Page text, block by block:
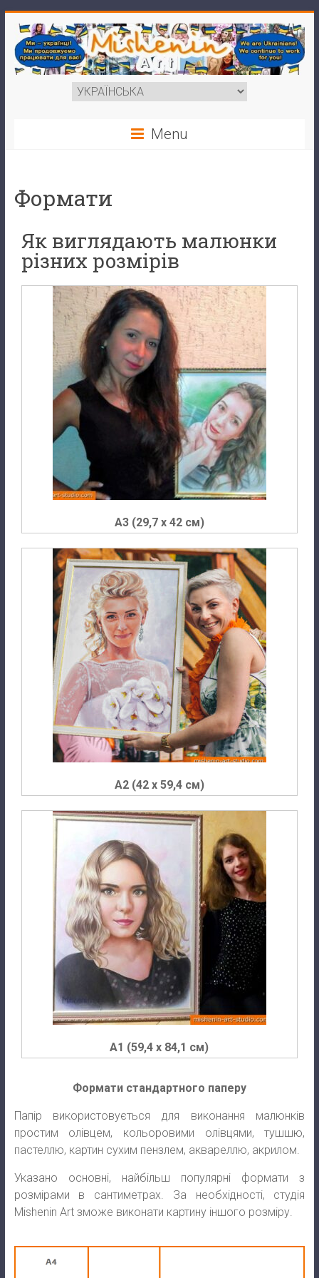
Menu
Формати
Як виглядають малюнки
різних розмірів
A3 (29,7 х 42 см)
A2 (42 х 59,4 см)
A1 (59,4 х 84,1 см)
Формати стандартного паперу
Папір використовується для виконання малюнків
простим олівцем, кольоровими олівцями, тушшю,
пастеллю, картин сухим пензлем, аквареллю, акрилом.
Указано основні, найбільш популярні формати з
розмірами в сантиметрах. За необхідності, студія
Mishenin Art зможе виконати картину іншого розміру.